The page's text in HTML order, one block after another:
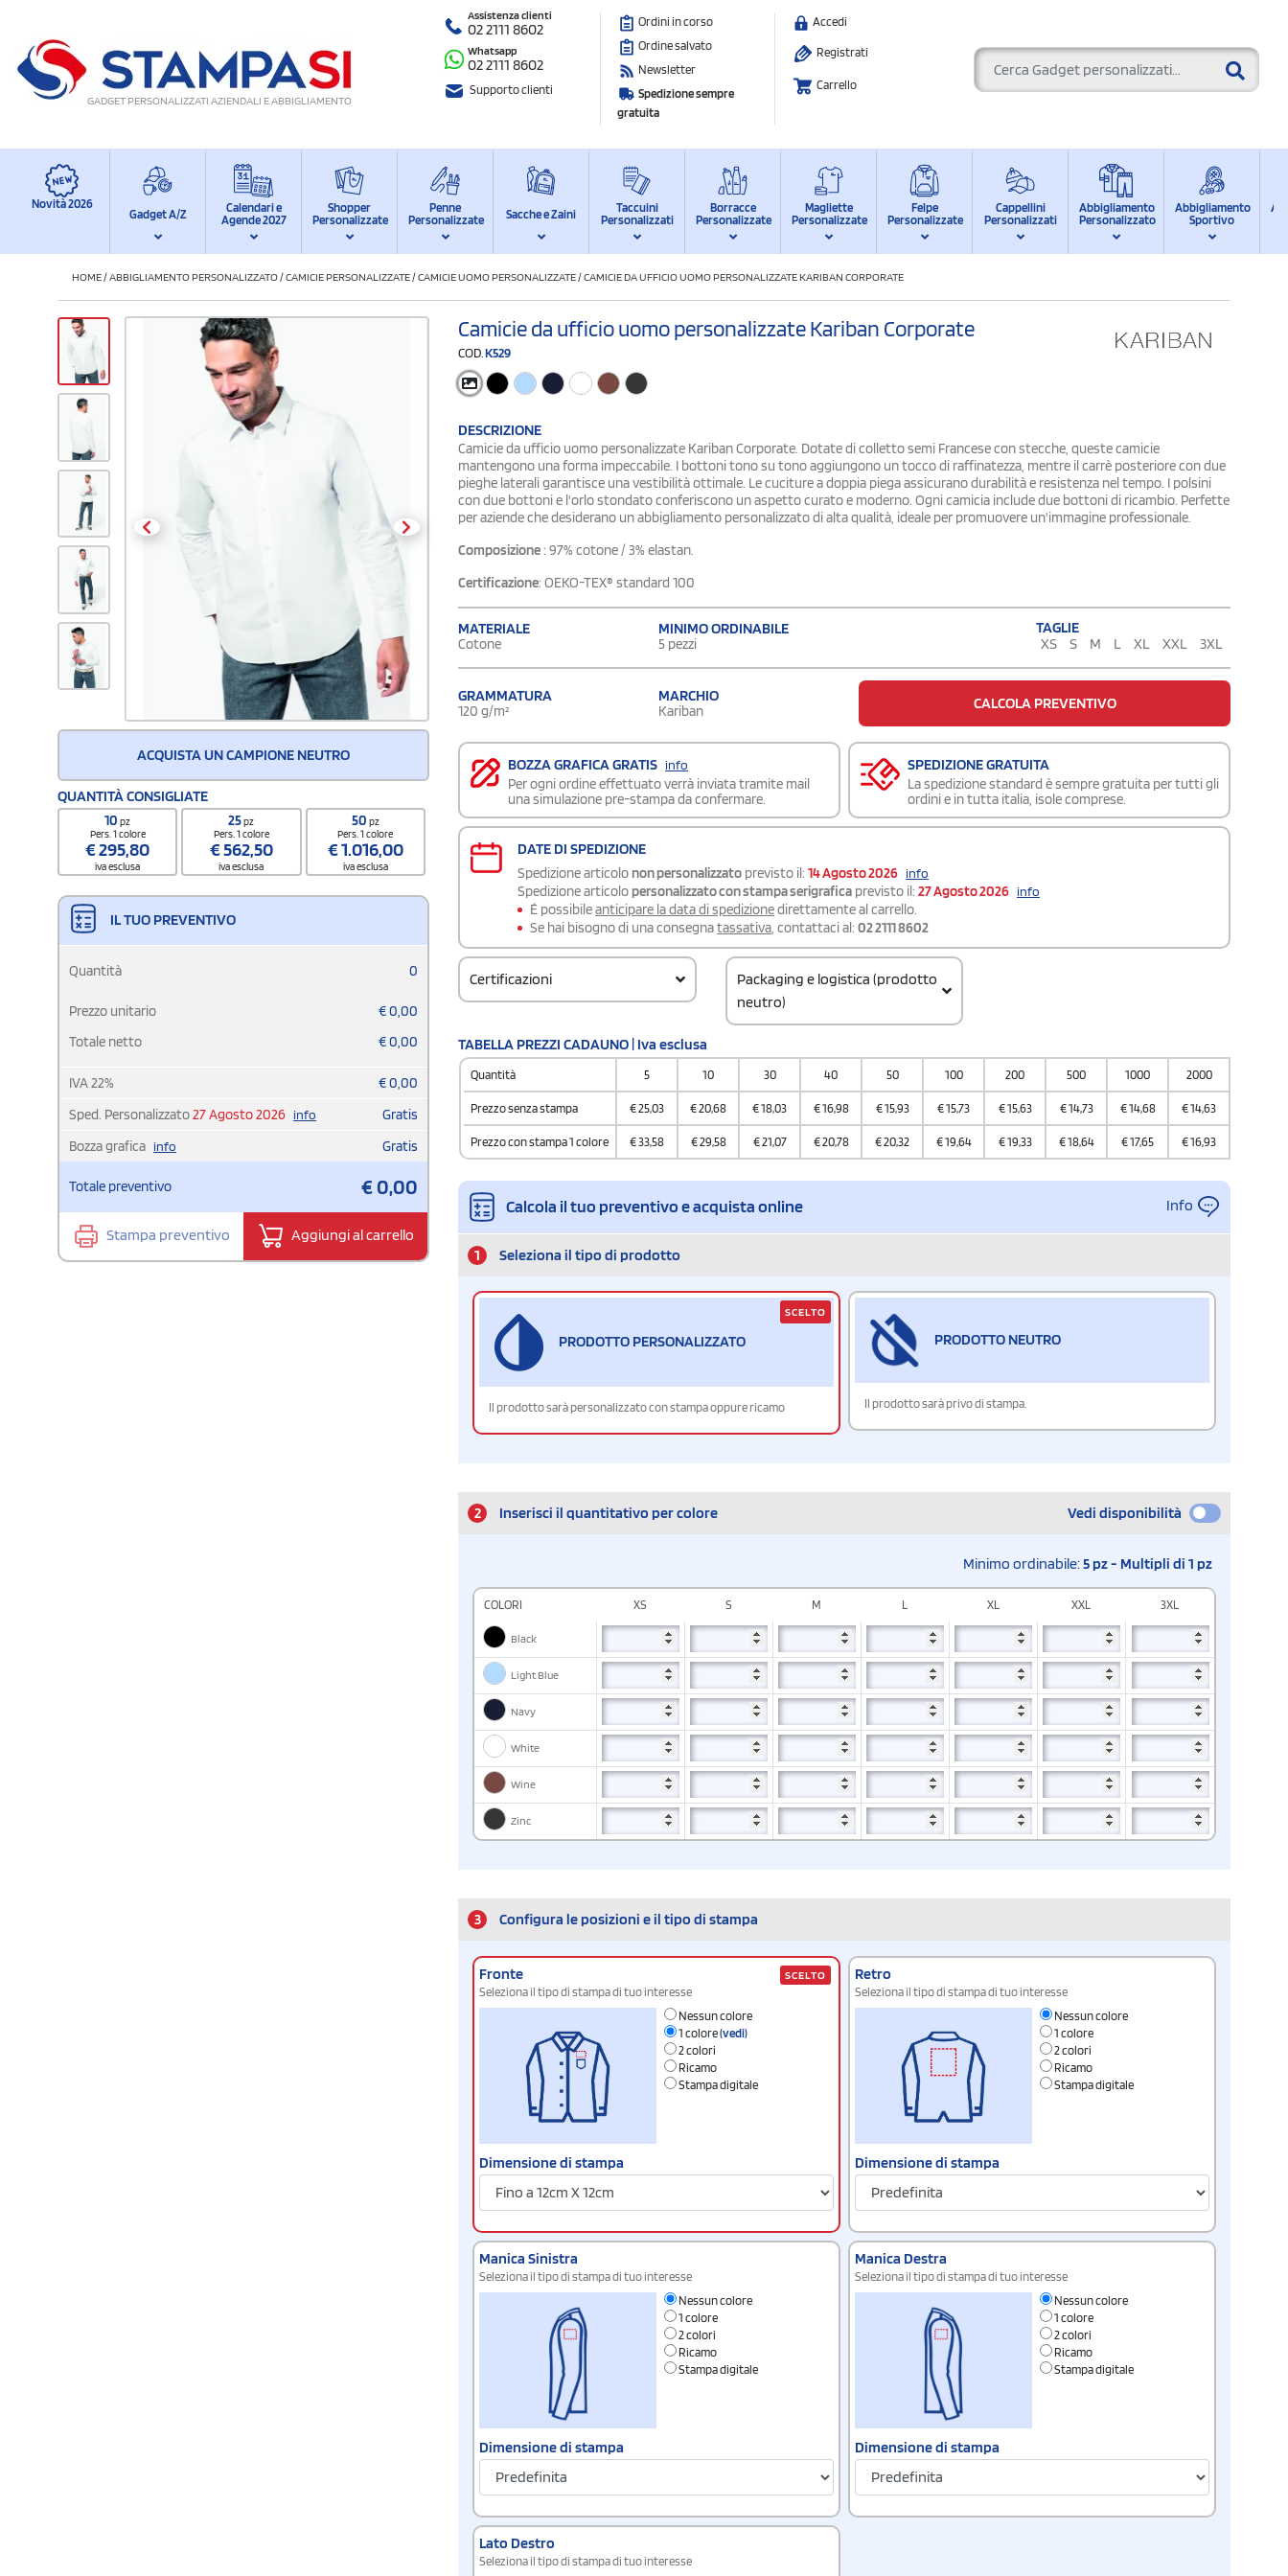
GADGET PERSONALIZZATI AZIENDALI E ABBIGLIAMENTO
Assistenza clienti
02 2111 8602
Whatsapp
02 2111 8602
Supporto clienti
Ordini in corso
Ordine salvato
Newsletter
Spedizione sempre
gratuita
Accedi
Registrati
Carrello
Novità 2026
Gadget A/Z
Calendari e
Agende 2027
Shopper
Personalizzate
Penne
Personalizzate
Sacche e Zaini
Taccuini
Personalizzati
Borracce
Personalizzate
Magliette
Personalizzate
Felpe
Personalizzate
Cappellini
Personalizzati
Abbigliamento
Personalizzato
Abbigliamento
Sportivo
HOME/ABBIGLIAMENTO PERSONALIZZATO/CAMICIE PERSONALIZZATE/CAMICIE UOMO PERSONALIZZATE/CAMICIE DA UFFICIO UOMO PERSONALIZZATE KARIBAN CORPORATE
ACQUISTA UN CAMPIONE NEUTRO
QUANTITÀ CONSIGLIATE
10pz
Pers. 1 colore
€295,80
iva esclusa
25pz
Pers. 1 colore
€562,50
iva esclusa
50 pz
Pers. 1 colore
€1.016,00
iva esclusa
IL TUO PREVENTIVO
Quantità 0
Prezzo unitario €0,00
Totale netto
€0,00
IVA22% €0,00
Sped. Personalizzato27 Agosto 2026 info
Gratis
Bozza grafica info Gratis
Totale preventivo €0,00
Stampa preventivo Aggiungi al carrello
Camicie da ufficio uomo personalizzate Kariban Corporate
COD. K529
DESCRIZIONE
Camicie da ufficio uomo personalizzate Kariban Corporate. Dotate di colletto semi Francese con stecche, queste camicie
mantengono una forma impeccabile. I bottoni tono su tono aggiungono un tocco di raffinatezza, mentre il carrè posteriore con due
pieghe laterali garantisce una vestibilità ottimale. Le cuciture a doppia piega assicurano durabilità e resistenza nel tempo. I polsini
con due bottoni e l'orlo stondato conferiscono un aspetto curato e moderno. Ogni camicia include due bottoni di ricambio. Perfette
per aziende che desiderano un abbigliamento personalizzato di alta qualità, ideale per promuovere un'immagine professionale.
Composizione : 97% cotone / 3% elastan.
Certificazione: OEKO-TEX® standard 100
MATERIALE
Cotone
MINIMO ORDINABILE
5 pezzi
TAGLIE
XS
S M L XL XXL 3XL
GRAMMATURA
120 g/m²
MARCHIO
Kariban CALCOLA PREVENTIVO
BOZZA GRAFICA GRATIS info
Per ogni ordine effettuato verrà inviata tramite mail
una simulazione pre-stampa da confermare.
SPEDIZIONE GRATUITA
La spedizione standard è sempre gratuita per tutti gli
ordini e in tutta italia, isole comprese.
DATE DI SPEDIZIONE
Spedizione articolo non personalizzato previsto il: 14 Agosto 2026 info
Spedizione articolo personalizzato con stampa serigrafica previsto il: 27 Agosto 2026 info
É possibileanticipare la data di spedizionedirettamente al carrello.
Se hai bisogno di una consegnatassativa , contattaci al: 02 2111 8602
Certificazioni
Packaging e logistica (prodotto
neutro)
62052000
TABELLA PREZZI CADAUNO | Iva esclusa
Quantità 5 10 30 40 50 100 200 500 1000 2000
Prezzo senza stampa €25,03 €20,68 €18,03 €16,98 €15,93 €15,73 €15,63 €14,73 €14,68 €14,63
Prezzo con stampa 1 colore €33,58 €29,58 €21,07 €20,78 €20,32 €19,64 €19,33 €18,64 €17,65 €16,93
Calcola il tuo preventivo e acquista online Info
1 Seleziona il tipo di prodotto
PRODOTTO PERSONALIZZATO
Il prodotto sarà personalizzato con stampa oppure ricamo
SCELTO
PRODOTTO NEUTRO
Il prodotto sarà privo di stampa.
2 Inserisci il quantitativo per colore Vedi disponibilità
Minimo ordinabile:5 pz - Multipli di 1 pz
COLORI XS S M L XL XXL 3XL
Black
Light Blue
Navy
White
Wine
Zinc
3 Configura le posizioni e il tipo di stampa
Fronte
Seleziona il tipo di stampa di tuo interesse
Nessun colore
1 colore(vedi)
2 colori
Ricamo
Stampa digitale
Dimensione di stampa
SCELTO Retro
Seleziona il tipo di stampa di tuo interesse
Nessun colore
1 colore
2 colori
Ricamo
Stampa digitale
Dimensione di stampa
Manica Sinistra
Seleziona il tipo di stampa di tuo interesse
Nessun colore
1 colore
2 colori
Ricamo
Stampa digitale
Dimensione di stampa
Manica Destra
Seleziona il tipo di stampa di tuo interesse
Nessun colore
1 colore
2 colori
Ricamo
Stampa digitale
Dimensione di stampa
Lato Destro
Seleziona il tipo di stampa di tuo interesse